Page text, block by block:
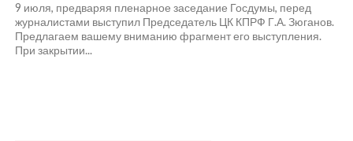
9 июля, предваряя пленарное заседание Госдумы, перед
журналистами выступил Председатель ЦК КПРФ Г.А. Зюганов.
Предлагаем вашему вниманию фрагмент его выступления.
При закрытии...